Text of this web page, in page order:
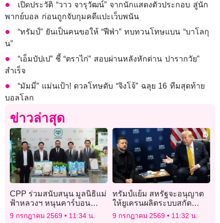
เปิดประวัติ “วาว จารุวัฒน์” จากนักแสดงตัวประกอบ สู่นัก
พากย์บอล ก่อนถูกจับกุมคดีแปะเว็บพนัน
“ทรัมป์” ยันเป็นคนขอให้ “ฟีฟ่า” ทบทวนโทษแบน “บาโลกุ
น”
“เอ็มบัปเป” ชี้ “ตราไก่” สอบผ่านหลังหักด่าน ปารากวัย”
สำเร็จ
“มัมมี่” แม่นเป้า! ดวลโทษดับ “จิงโจ้” ฉลุย 16 ทีมสุดท้าย
บอลโลก
ข่าวล่าสุด
CPP ร่วมสนับสนุน มูลนิธิแม่
ฟ้าหลวงฯ หนุนคาร์บอน
เครดิตป่าชุมชน สร้างคุณค่า
9 กรกฎาคม 2569 11:34 น.
ทรัมป์แย้ม สหรัฐจะอนุญาต
ให้ยูเครนผลิตระบบสกัด
ขีปนาวุธ “แพทริออต”
9 กรกฎาคม 2569 11:32 น.